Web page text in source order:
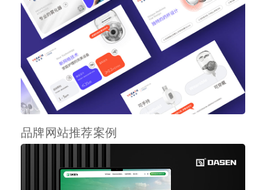
品牌网站推荐案例